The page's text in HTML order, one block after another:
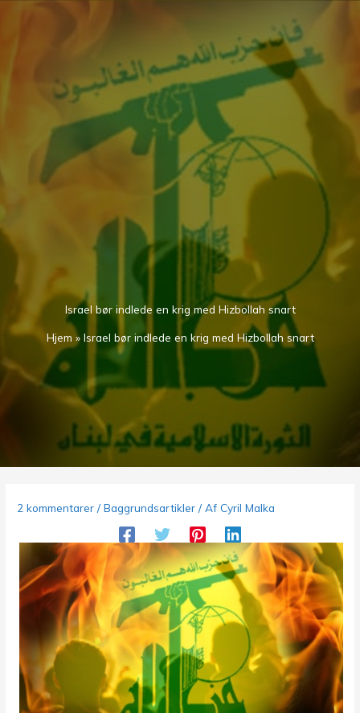
Israel bør indlede en krig med Hizbollah snart
Hjem » Israel bør indlede en krig med Hizbollah snart
2 kommentarer /Baggrundsartikler / AfCyril Malka